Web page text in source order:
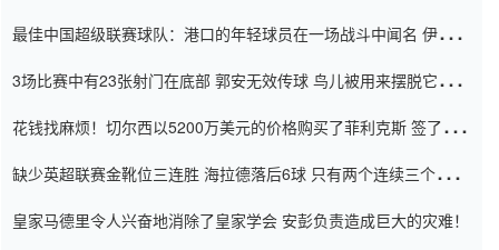
最佳中国超级联赛球队：港口的年轻球员在一场战斗中闻名 伊万放
3场比赛中有23张射门在底部 郭安无效传球 鸟儿被用来摆脱它
花钱找麻烦！切尔西以5200万美元的价格购买了菲利克斯 签了7年
缺少英超联赛金靴位三连胜 海拉德落后6球 只有两个连续三个连续
皇家马德里令人兴奋地消除了皇家学会 安彭负责造成巨大的灾难！